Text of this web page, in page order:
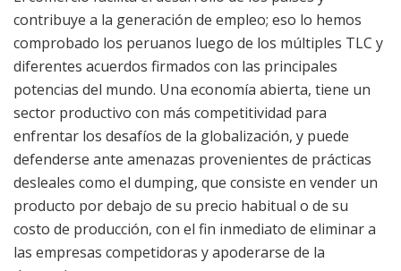
contribuye a la generación de empleo; eso lo hemos
comprobado los peruanos luego de los múltiples TLC y
diferentes acuerdos firmados con las principales
potencias del mundo. Una economía abierta, tiene un
sector productivo con más competitividad para
enfrentar los desafíos de la globalización, y puede
defenderse ante amenazas provenientes de prácticas
desleales como el dumping, que consiste en vender un
producto por debajo de su precio habitual o de su
costo de producción, con el fin inmediato de eliminar a
las empresas competidoras y apoderarse de la